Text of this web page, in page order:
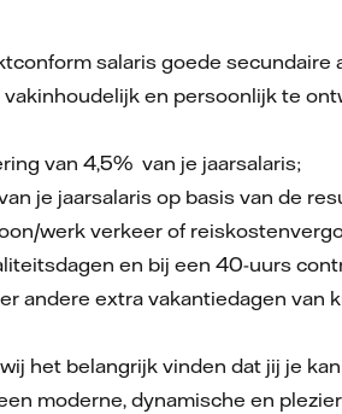
salaris goede
en persoonlijk te
van 4,5% van je jaarsalaris;
je jaarsalaris op basis van de
werk verkeer of
en bij een 40-uurs
andere extra vakantiedagen
het belangrijk vinden dat jij je
moderne, dynamische en